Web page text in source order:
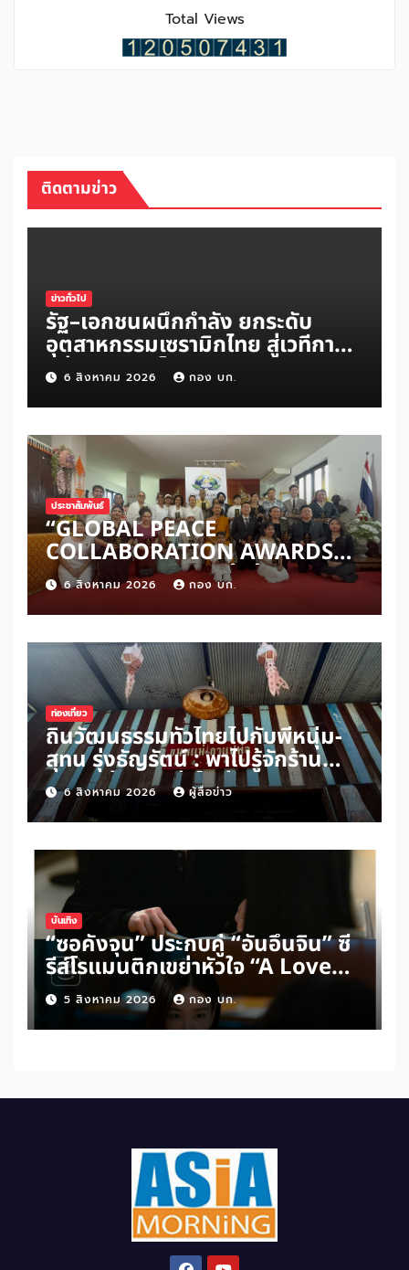
Total Views
ติดตามข่าว
ข่าวทั่วไป
รัฐ–เอกชนผนึกกำลัง ยกระดับ
อุตสาหกรรมเซรามิกไทย สู่เวทีการ
แข่งขันระดับโลก
6 สิงหาคม 2026 กอง บก.
ประชาสัมพันธ์
“GLOBAL PEACE
COLLABORATION AWARDS
2026” เปิดเวทีเชิดชูผู้สร้าง
สันติภาพโลก ดันแนวคิด ‘สันติภาพ
เริ่มต้นจากหัวใจมนุษย์’ สู่ความร่วม
มือระดับนานาชาติ
6 สิงหาคม 2026 กอง บก.
ท่องเที่ยว
ถิ่นวัฒนธรรมทั่วไทยไปกับพี่หนุ่ม-
สุทน รุ่งธัญรัตน์ : พาไปรู้จักร้าน
ขนมแม่กาแฟพ่อในย่านสวนเกษตร
อำเภออัมพวา จังหวัดสมุทรสงคราม
6 สิงหาคม 2026 ผู้สื่อข่าว
บันเทิง
“ซอคังจุน” ประกบคู่ “อันอึนจิน” ซี
รีส์โรแมนติกเขย่าหัวใจ “A Love
Other Than Yours”
5 สิงหาคม 2026 กอง บก.